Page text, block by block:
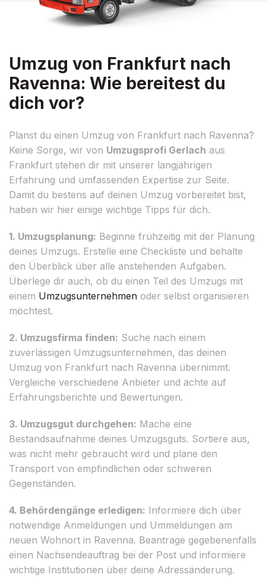
Umzug von Frankfurt nach
Ravenna: Wie bereitest du
dich vor?
Planst du einen Umzug von Frankfurt nach Ravenna?
Keine Sorge, wir von Umzugsprofi Gerlach aus
Frankfurt stehen dir mit unserer langjährigen
Erfahrung und umfassenden Expertise zur Seite.
Damit du bestens auf deinen Umzug vorbereitet bist,
haben wir hier einige wichtige Tipps für dich.
1. Umzugsplanung: Beginne frühzeitig mit der Planung
deines Umzugs. Erstelle eine Checkliste und behalte
den Überblick über alle anstehenden Aufgaben.
Überlege dir auch, ob du einen Teil des Umzugs mit
einem Umzugsunternehmen oder selbst organisieren
möchtest.
2. Umzugsfirma finden: Suche nach einem
zuverlässigen Umzugsunternehmen, das deinen
Umzug von Frankfurt nach Ravenna übernimmt.
Vergleiche verschiedene Anbieter und achte auf
Erfahrungsberichte und Bewertungen.
3. Umzugsgut durchgehen: Mache eine
Bestandsaufnahme deines Umzugsguts. Sortiere aus,
was nicht mehr gebraucht wird und plane den
Transport von empfindlichen oder schweren
Gegenständen.
4. Behördengänge erledigen: Informiere dich über
notwendige Anmeldungen und Ummeldungen am
neuen Wohnort in Ravenna. Beantrage gegebenenfalls
einen Nachsendeauftrag bei der Post und informiere
wichtige Institutionen über deine Adressänderung.